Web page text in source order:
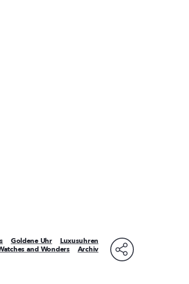
Goldene Uhr
Luxusuhren
and Wonders
Archiv